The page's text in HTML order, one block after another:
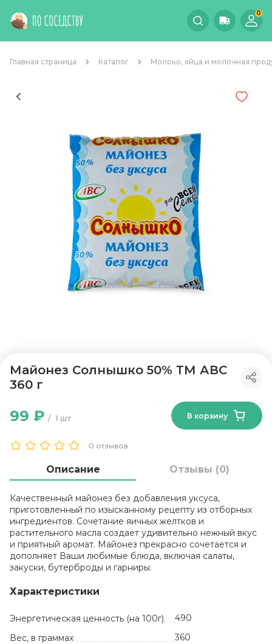
0
Главная страница Каталог Молоко, яйца и молочная
Майонез Солнышко 50% ТМ АВС
360 г
0 отзывов
1 шт
99 ₽ В корзину
Описание Отзывы (0)
Качественный майонез без добавления уксуса,
приготовленный по изысканному рецепту из отборных
ингредиентов. Сочетание яичных желтков и
растительного масла создает удивительно нежный вкус
и приятный аромат. Майонез прекрасно сочетается и
дополняет Ваши любимые блюда, включая салаты,
закуски, бутерброды и гарниры.
Характеристики
Энергетическая ценность (на 100г)
490
Вес, в граммах
360